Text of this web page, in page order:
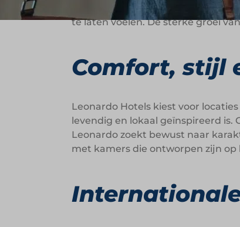
aandacht – leeft voort in elke
te laten voelen. De sterke groei
Comfort, stijl
Leonardo Hotels kiest voor
levendig en lokaal geïnspireerd
Leonardo zoekt bewust naar
met kamers die ontworpen zijn